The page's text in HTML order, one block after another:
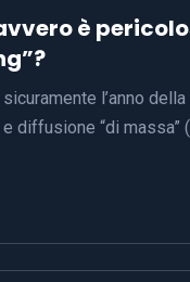
è
l’anno della
diffusione “di massa”